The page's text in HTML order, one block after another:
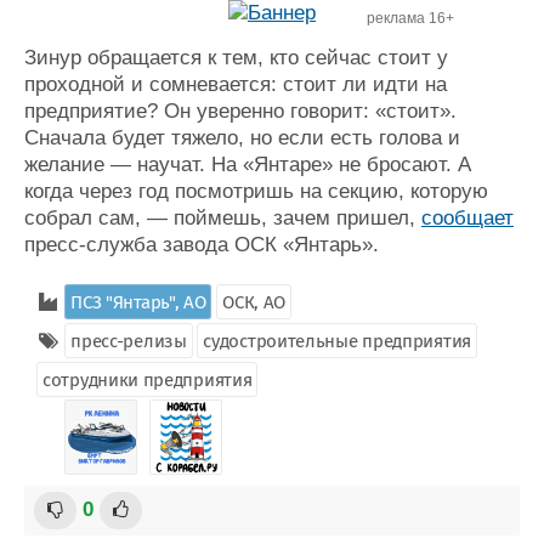
реклама 16+
Зинур обращается к тем, кто сейчас стоит у
проходной и сомневается: стоит ли идти на
предприятие? Он уверенно говорит: «стоит».
Сначала будет тяжело, но если есть голова и
желание — научат. На «Янтаре» не бросают. А
когда через год посмотришь на секцию, которую
собрал сам, — поймешь, зачем пришел, сообщает
пресс-служба завода ОСК «Янтарь».
ПСЗ "Янтарь", АО
ОСК, АО
пресс-релизы
судостроительные предприятия
сотрудники предприятия
0